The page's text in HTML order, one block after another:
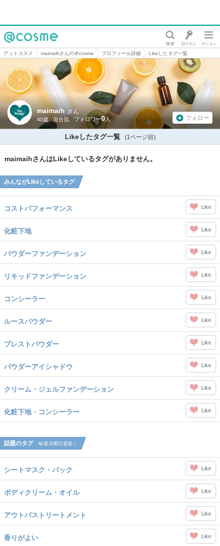
@cosme
アットコスメ maimaihさんの＠cosme プロフィール詳細 Likeしたタグ一覧
maimaih さん
40歳 混合肌 0 フォロー
Likeしたタグ一覧 (1ページ目)
maimaihさんはLikeしているタグがありません。
みんながLikeしているタグ
コストパフォーマンス Like
化粧下地 Like
パウダーファンデーション Like
リキッドファンデーション Like
コンシーラー Like
ルースパウダー Like
プレストパウダー Like
パウダーアイシャドウ Like
クリーム・ジェルファンデーション Like
化粧下地・コンシーラー Like
話題のタグ 毎週月曜日更新！
シートマスク・パック Like
ボディクリーム・オイル Like
アウトバストリートメント Like
香りがよい Like